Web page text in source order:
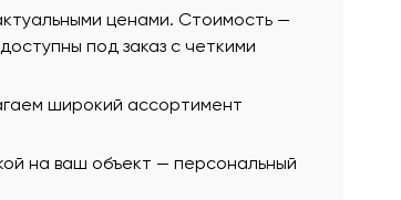
ценами. Стоимость —
под заказ с четкими
широкий ассортимент
на ваш объект — персональный